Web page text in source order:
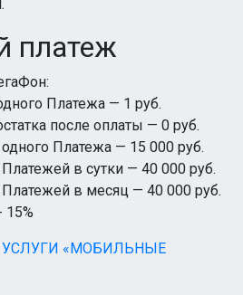
платеж
Платежа — 1 руб.
после оплаты — 0 руб.
Платежа — 15 000 руб.
в сутки — 40 000 руб.
в месяц — 40 000 руб.
15%
«МОБИЛЬНЫЕ